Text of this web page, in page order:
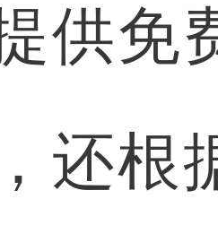
供免
还根